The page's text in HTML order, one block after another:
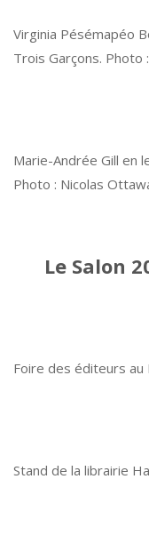
Virginia Pésémapéo
Trois Garçons. Photo
Marie-Andrée Gill en
Photo : Nicolas
Le Salon
Foire des éditeurs au
Stand de la librairie